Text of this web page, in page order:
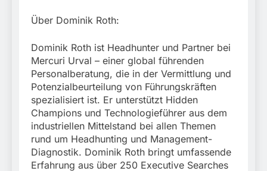
Über Dominik Roth:
Dominik Roth ist Headhunter und Partner bei
Mercuri Urval – einer global führenden
Personalberatung, die in der Vermittlung und
Potenzialbeurteilung von Führungskräften
spezialisiert ist. Er unterstützt Hidden
Champions und Technologieführer aus dem
industriellen Mittelstand bei allen Themen
rund um Headhunting und Management-
Diagnostik. Dominik Roth bringt umfassende
Erfahrung aus über 250 Executive Searches